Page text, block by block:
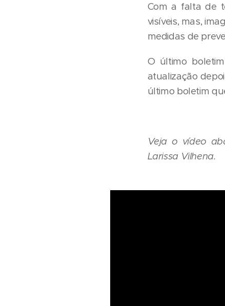
Com a falta de
visíveis, mas,
medidas de
O último
atualização
último boletim
Veja o vídeo
Larissa Vilhena.